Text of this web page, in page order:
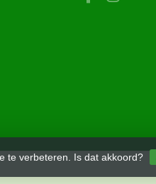
te verbeteren. Is dat akkoord?